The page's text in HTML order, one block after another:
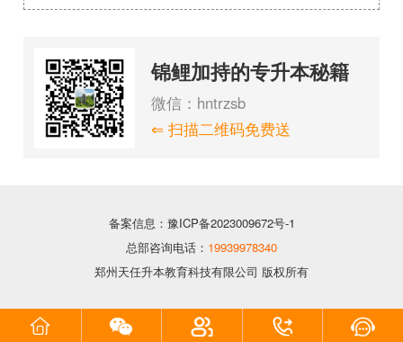
锦鲤加持的专升本秘籍
微信：hntrzsb
⇐ 扫描二维码免费送
备案信息：豫ICP备2023009672号-1
总部咨询电话： 19939978340
郑州天任升本教育科技有限公司 版权所有